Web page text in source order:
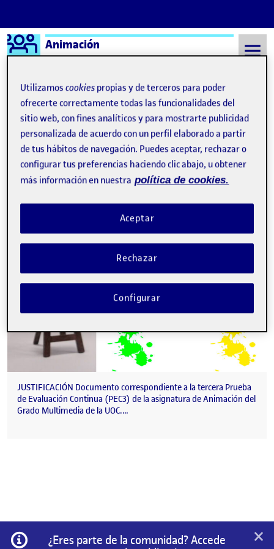
Saltar al contenido
Logo Ágora
Animación
Semestre 20211 - Aula 1 24 Octubre, 2021
24 Octubre, 2021
A Pintar con Vinz VanGogh
Publicado por
Vicente Isidro Marco Ros
Fecha de publicación10 noviembre, 2021 10:03 pm
comentario
JUSTIFICACIÓN Documento correspondiente a la tercera Prueba
de Evaluación Continua (PEC3) de la asignatura de Animación del
Grado Multimedia de la UOC.…
Información
¿Eres parte de la comunidad? Accede
×
Utilizamoscookies propias y de terceros para poder
ofrecerte correctamente todas las funcionalidades del
sitio web, con fines analíticos y para mostrarte publicidad
personalizada de acuerdo con un perfil elaborado a partir
de tus hábitos de navegación. Puedes aceptar, rechazar o
configurar tus preferencias haciendo clic abajo, u obtener
más información en nuestra política de cookies.
Rechazar
Aceptar
Configurar